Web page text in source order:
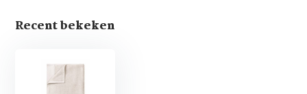
Recent bekeken